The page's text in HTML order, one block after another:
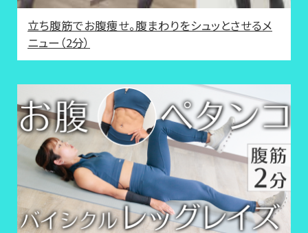
立ち腹筋でお腹痩せ。腹まわりをシュッとさせるメ
ニュー（2分）